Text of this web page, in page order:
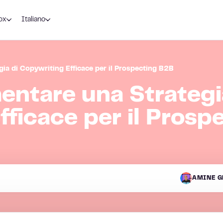
Italiano
di Copywriting Efficace per il Prospecting B2B
una
per il
AMINE